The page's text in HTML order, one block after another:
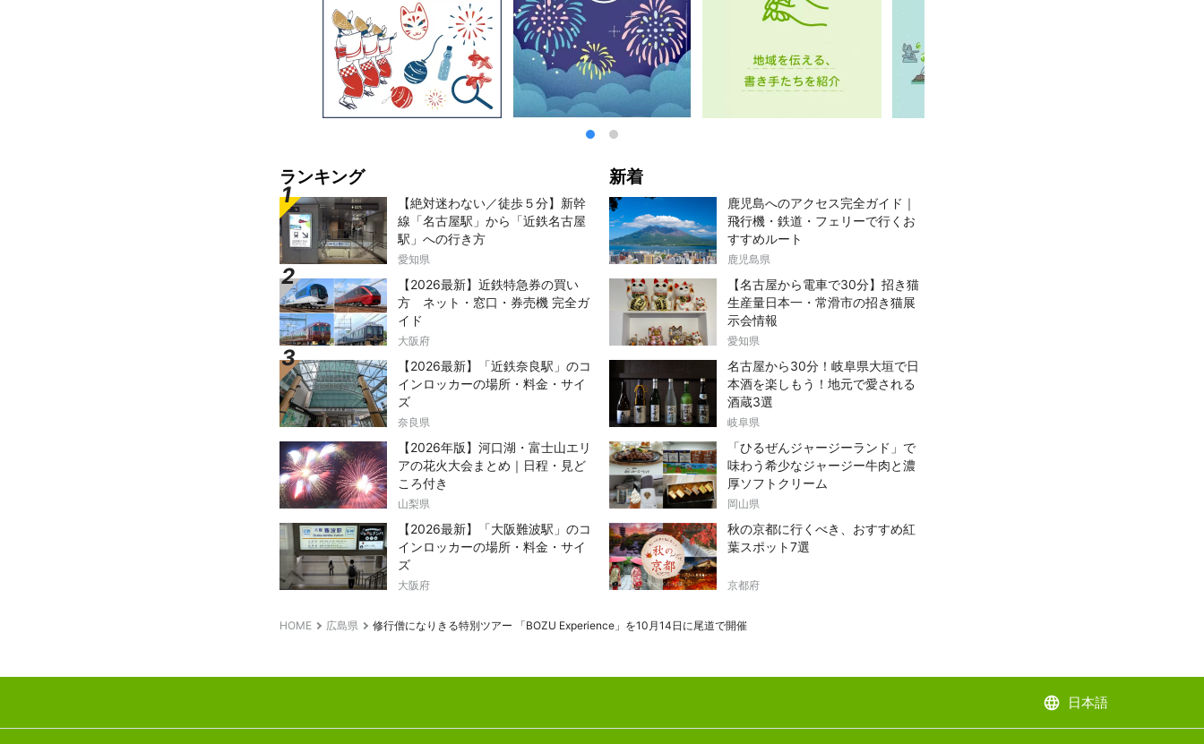
ランキング
【絶対迷わない／徒歩５分】新幹
線「名古屋駅」から「近鉄名古屋
駅」への行き方
愛知県
【2026最新】近鉄特急券の買い
方 ネット・窓口・券売機 完全ガ
イド
大阪府
【2026最新】「近鉄奈良駅」のコ
インロッカーの場所・料金・サイ
ズ
奈良県
【2026年版】河口湖・富士山エリ
アの花火大会まとめ｜日程・見ど
ころ付き
山梨県
【2026最新】「大阪難波駅」のコ
インロッカーの場所・料金・サイ
ズ
大阪府
新着
鹿児島へのアクセス完全ガイド｜
飛行機・鉄道・フェリーで行くお
すすめルート
鹿児島県
【名古屋から電車で30分】招き猫
生産量日本一・常滑市の招き猫展
示会情報
愛知県
名古屋から30分！岐阜県大垣で日
本酒を楽しもう！地元で愛される
酒蔵3選
岐阜県
「ひるぜんジャージーランド」で
味わう希少なジャージー牛肉と濃
厚ソフトクリーム
岡山県
秋の京都に行くべき、おすすめ紅
葉スポット7選
京都府
HOME 広島県 修行僧になりきる特別ツアー 「BOZU Experience」を10月14日に尾道で開催
language 日本語